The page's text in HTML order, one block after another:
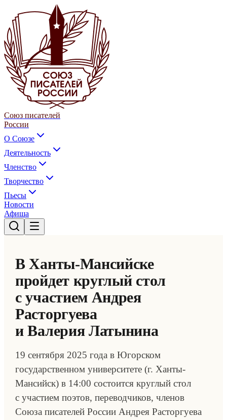
Союз писателей
России
О Союзе
Деятельность
Членство
Творчество
Пьесы
Новости
Афиша
В Ханты-Мансийске
пройдет круглый стол
с участием Андрея
Расторгуева
и Валерия Латынина
19 сентября 2025 года в Югорском
государственном университете (г. Ханты-
Мансийск) в 14:00 состоится круглый стол
с участием поэтов, переводчиков, членов
Союза писателей России Андрея Расторгуева